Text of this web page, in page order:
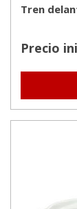
Tren
Precio